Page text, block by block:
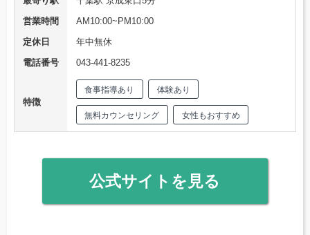
営業時間
AM10:00~PM10:00
定休日
年中無休
電話番号
043-441-8235
特徴
食事指導あり 体験あり
無料カウンセリング 女性もおすすめ
公式サイトを見る